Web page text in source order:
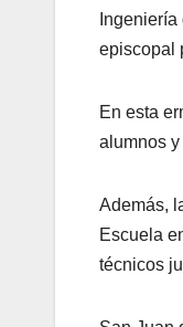
episcopal
En esta
alumnos
Además,
Escuela
técnicos